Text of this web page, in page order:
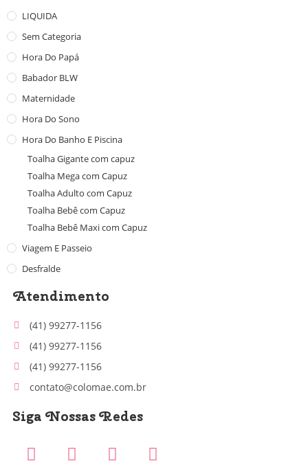
LIQUIDA
Sem Categoria
Hora Do Papá
Babador BLW
Maternidade
Hora Do Sono
Hora Do Banho E Piscina
Toalha Gigante com capuz
Toalha Mega com Capuz
Toalha Adulto com Capuz
Toalha Bebê com Capuz
Toalha Bebê Maxi com Capuz
Viagem E Passeio
Desfralde
Atendimento
(41) 99277-1156
(41) 99277-1156
(41) 99277-1156
contato@colomae.com.br
Siga Nossas Redes